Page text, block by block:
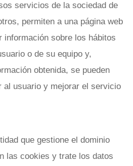
servicios de la sociedad de
permiten a una página web
información sobre los hábitos
o de su equipo y,
obtenida, se pueden
al usuario y mejorar el servicio
que gestione el dominio
las cookies y trate los datos